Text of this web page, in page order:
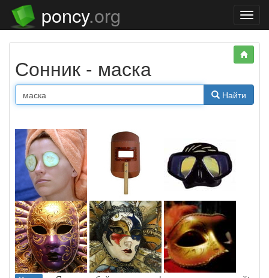
poncy.org
Сонник - маска
Найти